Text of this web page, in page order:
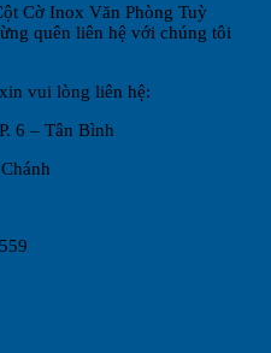
Cờ Inox Văn Phòng Tuỳ
quên liên hệ với chúng tôi
vui lòng liên hệ:
6 – Tân Bình